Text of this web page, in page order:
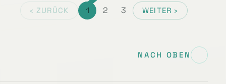
‹ ZURÜCK 1 2 3 WEITER ›
NACH OBEN